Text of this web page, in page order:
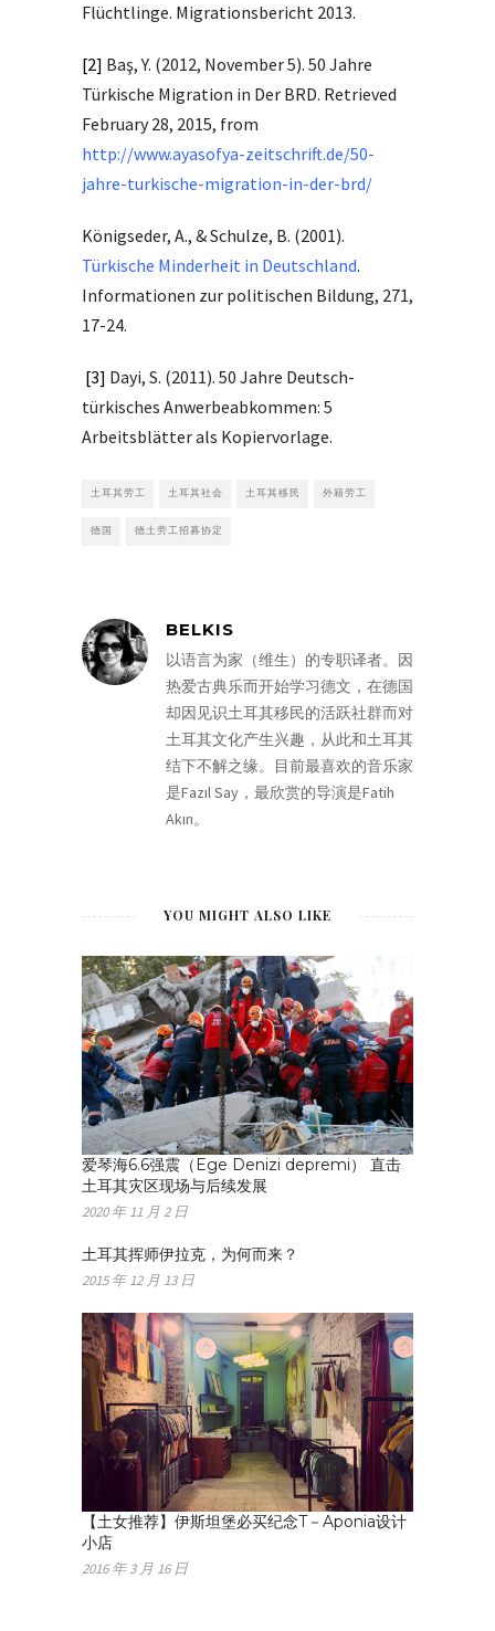
Flüchtlinge. Migrationsbericht 2013.
[2] Baş, Y. (2012, November 5). 50 Jahre
Türkische Migration in Der BRD. Retrieved
February 28, 2015, from
http://www.ayasofya-zeitschrift.de/50-
jahre-turkische-migration-in-der-brd/
Königseder, A., & Schulze, B. (2001).
Türkische Minderheit in Deutschland.
Informationen zur politischen Bildung, 271,
17-24.
[3] Dayi, S. (2011). 50 Jahre Deutsch-
türkisches Anwerbeabkommen: 5
Arbeitsblätter als Kopiervorlage.
土耳其劳工 土耳其社会 土耳其移民 外籍劳工
德国 德土劳工招募协定
BELKIS
以语言为家（维生）的专职译者。因
热爱古典乐而开始学习德文，在德国
却因见识土耳其移民的活跃社群而对
土耳其文化产生兴趣，从此和土耳其
结下不解之缘。目前最喜欢的音乐家
是Fazıl Say，最欣赏的导演是Fatih
Akın。
YOU MIGHT ALSO LIKE
爱琴海6.6强震（Ege Denizi depremi） 直击
土耳其灾区现场与后续发展
2020 年 11 月 2 日
土耳其挥师伊拉克，为何而来？
2015 年 12 月 13 日
【土女推荐】伊斯坦堡必买纪念T－Aponia设计
小店
2016 年 3 月 16 日